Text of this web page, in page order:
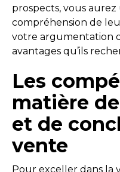
prospects, vous
compréhension de
votre argumentation
avantages qu’ils
Les
matière
et de
vente
Pour exceller dans la